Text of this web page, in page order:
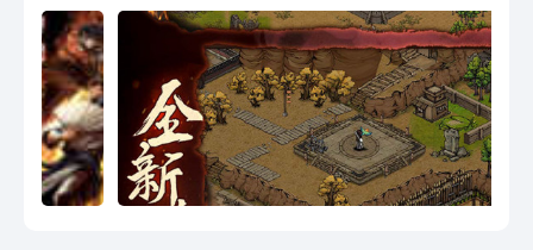
声，寒光照影剑空鸣。纵死侠骨沉泥泞，
无悔红尘执手人！